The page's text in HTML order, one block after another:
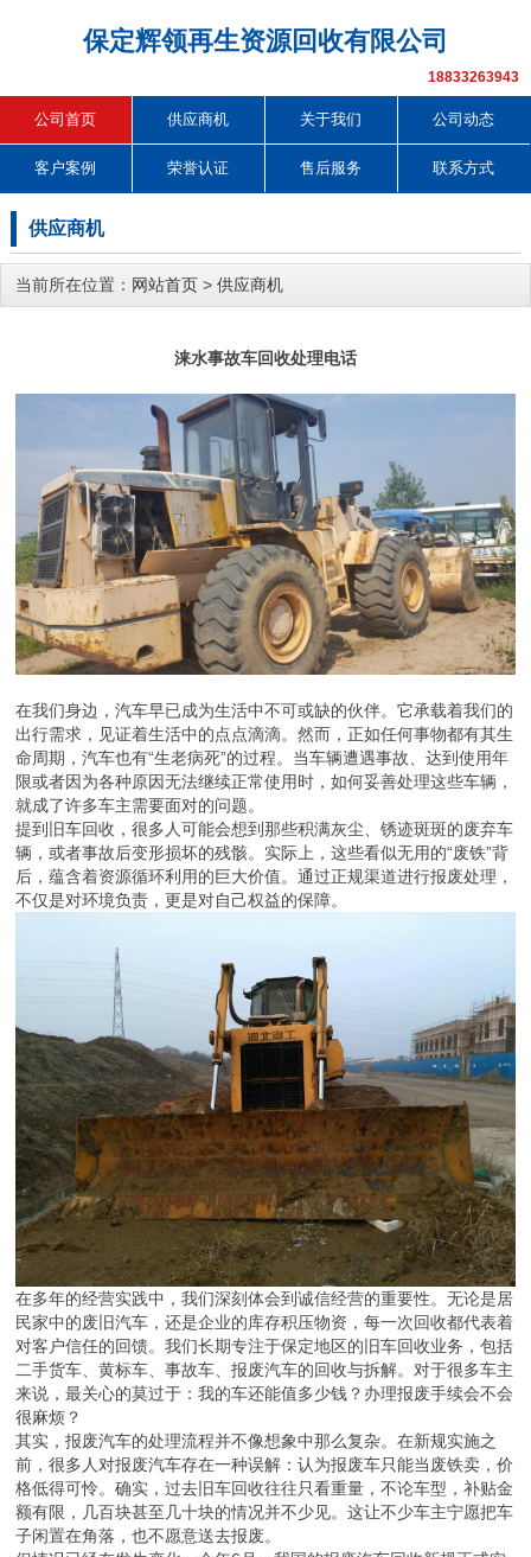
保定辉领再生资源回收有限公司
18833263943
公司首页 供应商机 关于我们 公司动态
客户案例 荣誉认证 售后服务 联系方式
供应商机
当前所在位置： 网站首页 > 供应商机
涞水事故车回收处理电话
在我们身边，汽车早已成为生活中不可或缺的伙伴。它承载着我们的
出行需求，见证着生活中的点点滴滴。然而，正如任何事物都有其生
命周期，汽车也有“生老病死”的过程。当车辆遭遇事故、达到使用年
限或者因为各种原因无法继续正常使用时，如何妥善处理这些车辆，
就成了许多车主需要面对的问题。
提到旧车回收，很多人可能会想到那些积满灰尘、锈迹斑斑的废弃车
辆，或者事故后变形损坏的残骸。实际上，这些看似无用的“废铁”背
后，蕴含着资源循环利用的巨大价值。通过正规渠道进行报废处理，
不仅是对环境负责，更是对自己权益的保障。
在多年的经营实践中，我们深刻体会到诚信经营的重要性。无论是居
民家中的废旧汽车，还是企业的库存积压物资，每一次回收都代表着
对客户信任的回馈。我们长期专注于保定地区的旧车回收业务，包括
二手货车、黄标车、事故车、报废汽车的回收与拆解。对于很多车主
来说，最关心的莫过于：我的车还能值多少钱？办理报废手续会不会
很麻烦？
其实，报废汽车的处理流程并不像想象中那么复杂。在新规实施之
前，很多人对报废汽车存在一种误解：认为报废车只能当废铁卖，价
格低得可怜。确实，过去旧车回收往往只看重量，不论车型，补贴金
额有限，几百块甚至几十块的情况并不少见。这让不少车主宁愿把车
子闲置在角落，也不愿意送去报废。